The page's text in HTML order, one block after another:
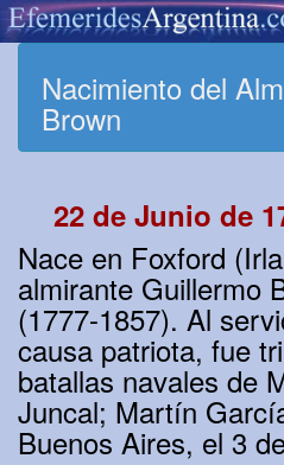
Nacimiento del
Brown
22 de Junio de
Nace en Foxford
almirante Guillermo
(1777-1857). Al
causa patriota, fue
batallas navales de
Juncal; Martín
Buenos Aires, el 3